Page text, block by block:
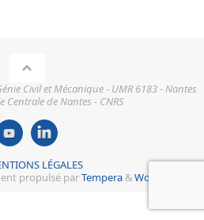
Civil et Mécanique - UMR 6183 - Nantes
Centrale de Nantes - CNRS
LÉGALES
propulsé parTempera &WordPress.